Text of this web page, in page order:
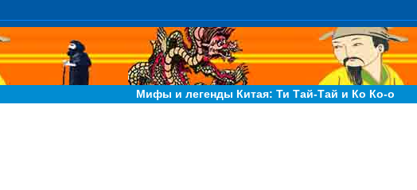
Мифы и легенды Китая: Ти Тай-Тай и Ко Ко-о